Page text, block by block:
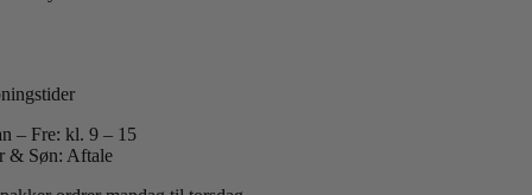
– Fre: kl. 9 – 15
& Søn: Aftale